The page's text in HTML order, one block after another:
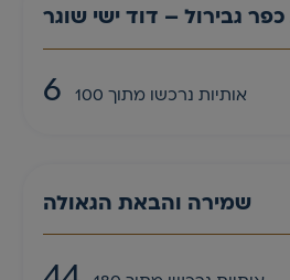
גבירול – דוד ישי שוגר
6 אותיות נרכשו מתוך 100
שמירה והבאת הגאולה